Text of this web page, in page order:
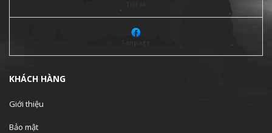
KHÁCH HÀNG
Giới thiệu
Bảo mật